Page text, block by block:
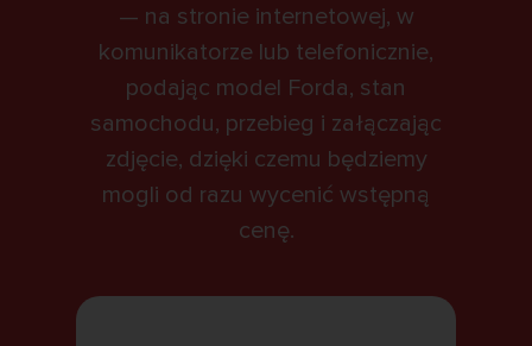
— na stronie internetowej, w
komunikatorze lub telefonicznie,
podając model Forda, stan
samochodu, przebieg i załączając
zdjęcie, dzięki czemu będziemy
mogli od razu wycenić wstępną
cenę.